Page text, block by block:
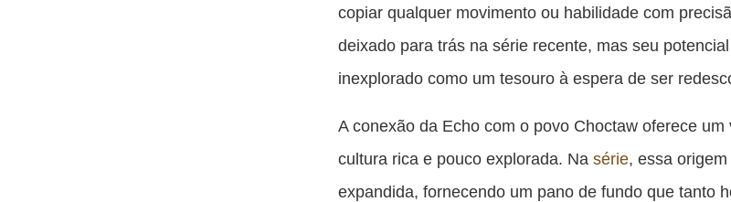
copiar qualquer movimento ou habilidade com
deixado para trás na série recente, mas seu
inexplorado como um tesouro à espera de ser
A conexão da Echo com o povo Choctaw oferece um
cultura rica e pouco explorada. Nasérie, essa
expandida, fornecendo um pano de fundo que tanto